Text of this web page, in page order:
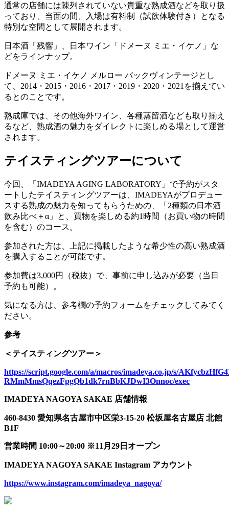
通常の店舗には陳列されていない貴重な熟成酒などを取り扱
っており、当面の間、入場は有料制（試飲体験付き）となる
特別な空間として展開されます。
日本酒「残響」、日本ワイン「ドメーヌ ミエ・イケノ」な
どをラインナップ。
ドメーヌ ミエ・イケノ メルロー バックヴィンテージとし
て、2014・2015・2016・2017・2019・2020・2021を揃えてい
るとのことです。
熟成庫では、その他海外ワイン、各種蒸留酒なども取り揃え
るなど、熟成酒の魅力をダイレクトに楽しめる場として運営
されます。
テイスティングツアーについて
今回、「IMADEYA AGING LABORATORY」で予約がスタ
ートしたテイスティングツアーは、IMADEYAがプロデュー
スする熟成の魅力を知ってもらうための、「2種類の日本酒
飲み比べ＋α」と、買物を楽しめる約1時間（お買い物の時間
を含む）のコース。
参加された方は、上記に掲載したような希少性の高い熟成酒
を購入することが可能です。
参加費は3,000円（税抜）で、事前に申し込みが必要（当日
予約も可能）。
気になる方は、参考欄の予約フォームをチェックしてみてく
ださい。
参考
＜テイスティングツアー＞
https://script.google.com/a/macros/imadeya.co.jp/s/
RMmMmsQqezFpgQb1dk7rnBbKJDwI3Onnoc/exec
IMADEYA NAGOYA SAKAE 店舗情報
460-8430 愛知県名古屋市中区栄3-15-20 松坂屋名古屋店 北館
B1F
営業時間 10:00～20:00 ※11月29日オープン
IMADEYA NAGOYA SAKAE Instagram アカウント
https://www.instagram.com/imadeya_nagoya/